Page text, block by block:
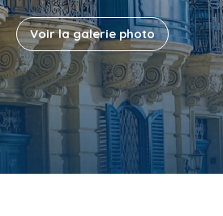
Évènements
Activités
« En ligne »
À propos
Contacts
Voir la galerie photo